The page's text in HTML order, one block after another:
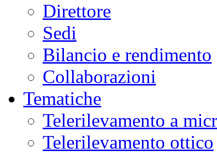
Direttore
Sedi
Bilancio e rendimento
Collaborazioni
Tematiche
Telerilevamento a
Telerilevamento ottico